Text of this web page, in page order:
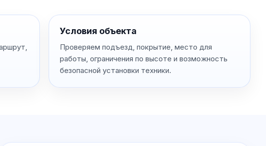
Условия объекта
Проверяем подъезд, покрытие, место для
работы, ограничения по высоте и возможность
безопасной установки техники.